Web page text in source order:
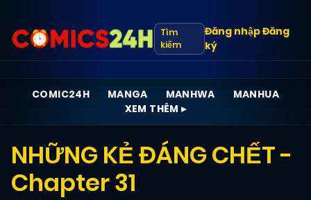
Tìm
kiếm
Đăng nhậpĐăng
ký
COMIC24H MANGA MANHWA
MANHUA
XEM THÊM ▸
NHỮNG KẺ ĐÁNG CHẾT -
Chapter 31